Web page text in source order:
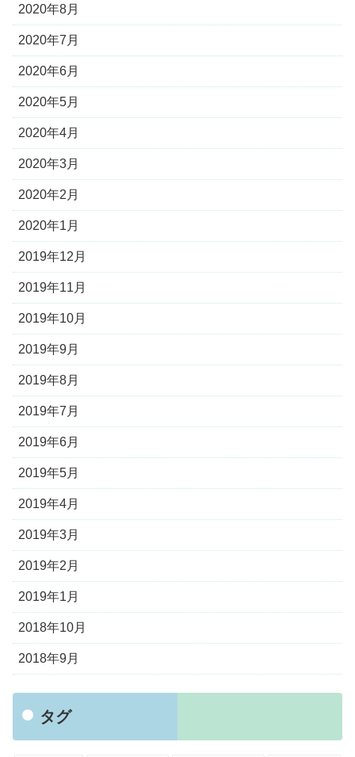
2020年8月
2020年7月
2020年6月
2020年5月
2020年4月
2020年3月
2020年2月
2020年1月
2019年12月
2019年11月
2019年10月
2019年9月
2019年8月
2019年7月
2019年6月
2019年5月
2019年4月
2019年3月
2019年2月
2019年1月
2018年10月
2018年9月
タグ